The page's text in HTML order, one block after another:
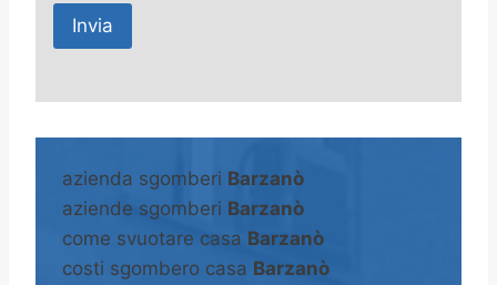
A
e
n
a
azienda sgomberi Barzanò
aziende sgomberi Barzanò
come svuotare casa Barzanò
costi sgombero casa Barzanò